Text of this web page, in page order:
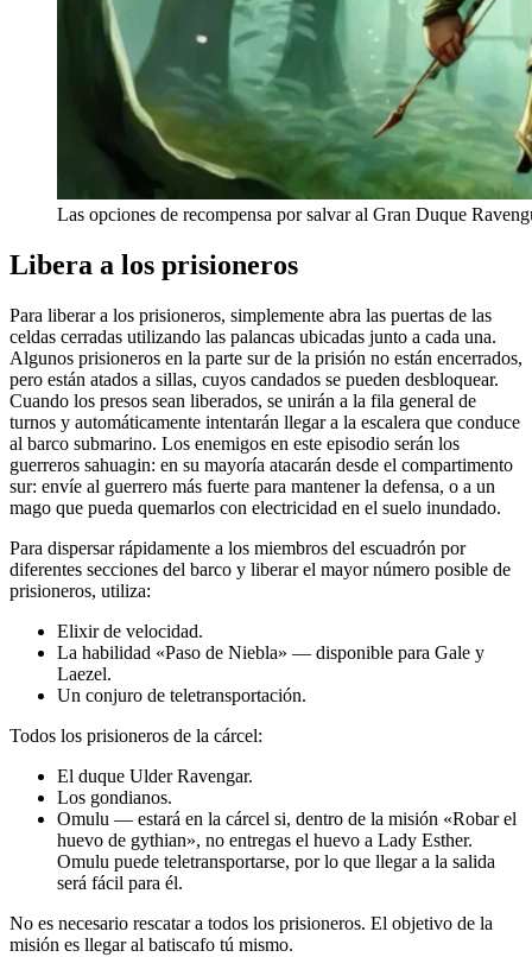
Las opciones de recompensa por salvar al Gran Duque
Libera a los prisioneros
Para liberar a los prisioneros, simplemente abra las puertas de las
celdas cerradas utilizando las palancas ubicadas junto a cada una.
Algunos prisioneros en la parte sur de la prisión no están encerrados,
pero están atados a sillas, cuyos candados se pueden desbloquear.
Cuando los presos sean liberados, se unirán a la fila general de
turnos y automáticamente intentarán llegar a la escalera que conduce
al barco submarino. Los enemigos en este episodio serán los
guerreros sahuagin: en su mayoría atacarán desde el compartimento
sur: envíe al guerrero más fuerte para mantener la defensa, o a un
mago que pueda quemarlos con electricidad en el suelo inundado.
Para dispersar rápidamente a los miembros del escuadrón por
diferentes secciones del barco y liberar el mayor número posible de
prisioneros, utiliza:
Elixir de velocidad.
La habilidad «Paso de Niebla» — disponible para Gale y
Laezel.
Un conjuro de teletransportación.
Todos los prisioneros de la cárcel:
El duque Ulder Ravengar.
Los gondianos.
Omulu — estará en la cárcel si, dentro de la misión «Robar el
huevo de gythian», no entregas el huevo a Lady Esther.
Omulu puede teletransportarse, por lo que llegar a la salida
será fácil para él.
No es necesario rescatar a todos los prisioneros. El objetivo de la
misión es llegar al batiscafo tú mismo.